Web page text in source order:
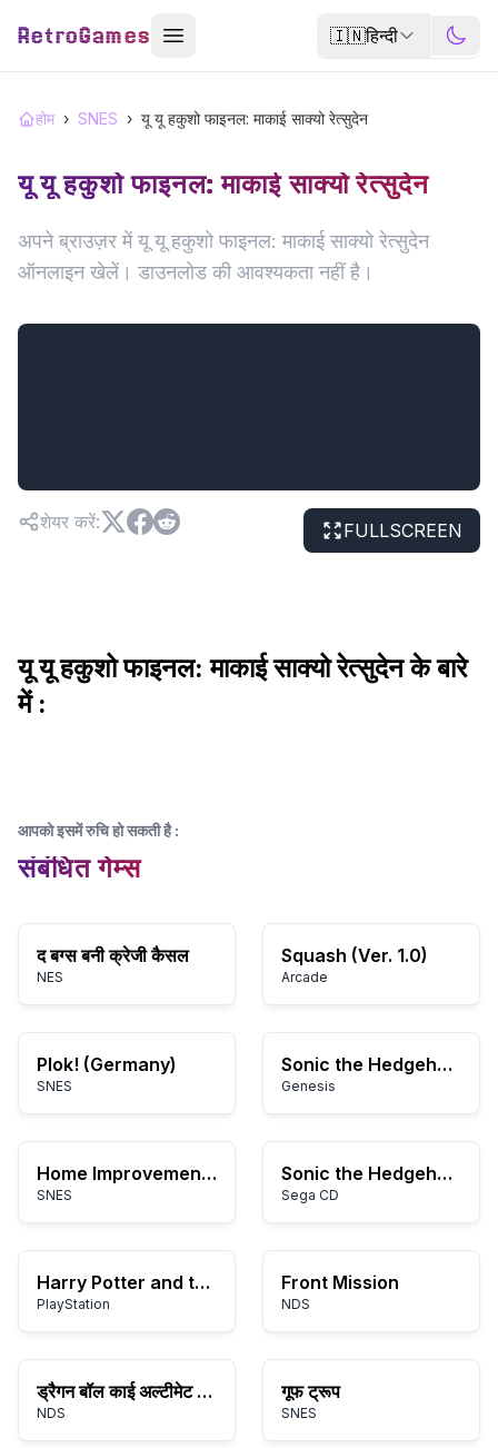
RetroGames 🇮🇳हिन्दी
होम › SNES › यू यू हकुशो फाइनल: माकाई साक्यो रेत्सुदेन
यू यू हकुशो फाइनल: माकाई साक्यो रेत्सुदेन
अपने ब्राउज़र में यू यू हकुशो फाइनल: माकाई साक्यो रेत्सुदेन
ऑनलाइन खेलें। डाउनलोड की आवश्यकता नहीं है।
शेयर करें: FULLSCREEN
यू यू हकुशो फाइनल: माकाई साक्यो रेत्सुदेन के बारे
में :
आपको इसमें रुचि हो सकती है:
संबंधित गेम्स
द बग्स बनी क्रेजी कैसल
NES
Squash (Ver. 1.0)
Arcade
Plok! (Germany)
SNES
Sonic the Hedgehog 2 (World) (Rev A)
Genesis
Home Improvement (USA)
SNES
Sonic the Hedgehog Megamix 4.0b
Sega CD
Harry Potter and the Chamber of Secrets
PlayStation
Front Mission
NDS
ड्रैगन बॉल काई अल्टीमेट बुटोडन
NDS
गूफ ट्रूप
SNES